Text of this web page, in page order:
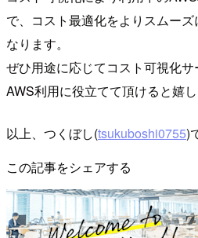
で、コスト最適化をよりスムー
なります。
ぜひ用途に応じてコスト可視化
AWS利用に役立てて頂けると嬉し
以上、つくぼし(tsukuboshi0755)
この記事をシェアする